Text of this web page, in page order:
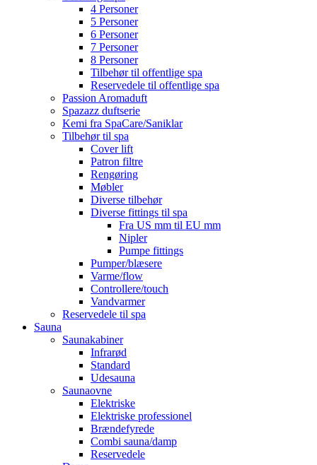
4 Personer
5 Personer
6 Personer
7 Personer
8 Personer
Tilbehør til offentlige spa
Reservedele til offentlige spa
Passion Aromaduft
Spazazz duftserie
Kemi fra SpaCare/Saniklar
Tilbehør til spa
Cover lift
Patron filtre
Rengøring
Møbler
Diverse tilbehør
Diverse fittings til spa
Fra US mm til EU mm
Nipler
Pumpe fittings
Pumper/blæsere
Varme/flow
Controllere/touch
Vandvarmer
Reservedele til spa
Sauna
Saunakabiner
Infrarød
Standard
Udesauna
Saunaovne
Elektriske
Elektriske professionel
Brændefyrede
Combi sauna/damp
Reservedele